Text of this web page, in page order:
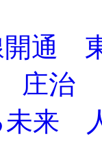
開通
庄治
未来